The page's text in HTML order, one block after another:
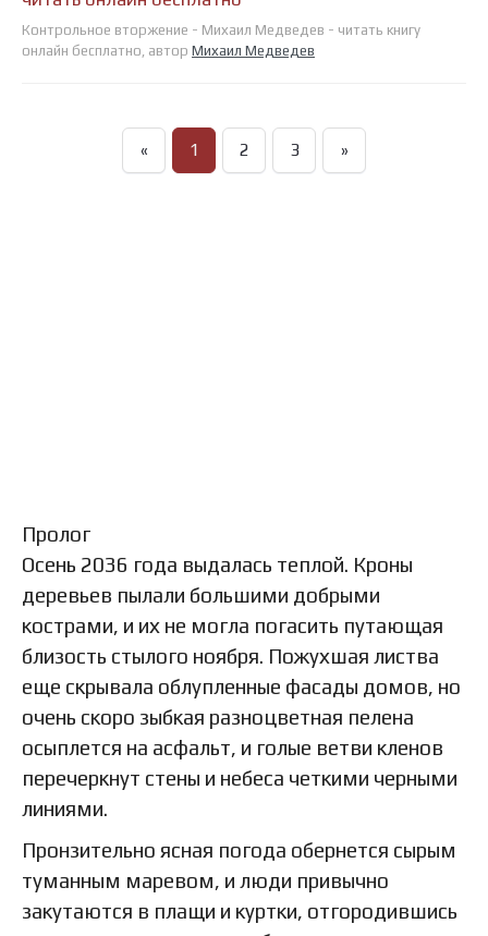
Контрольное вторжение - Михаил Медведев - читать книгу
онлайн бесплатно, автор Михаил Медведев
« 1 2 3 »
Пролог
Осень 2036 года выдалась теплой. Кроны
деревьев пылали большими добрыми
кострами, и их не могла погасить путающая
близость стылого ноября. Пожухшая листва
еще скрывала облупленные фасады домов, но
очень скоро зыбкая разноцветная пелена
осыплется на асфальт, и голые ветви кленов
перечеркнут стены и небеса четкими черными
линиями.
Пронзительно ясная погода обернется сырым
туманным маревом, и люди привычно
закутаются в плащи и куртки, отгородившись